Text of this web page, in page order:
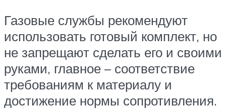
Газовые службы рекомендуют
использовать готовый комплект, но
не запрещают сделать его и своими
руками, главное – соответствие
требованиям к материалу и
достижение нормы сопротивления.